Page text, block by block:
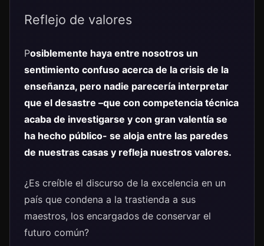
Reflejo de valores
Posiblemente haya entre nosotros un
sentimiento confuso acerca de la crisis de la
enseñanza, pero nadie parecería interpretar
que el desastre –que con competencia técnica
acaba de investigarse y con gran valentía se
ha hecho público- se aloja entre las paredes
de nuestras casas y refleja nuestros valores.
¿Es creíble el discurso de la excelencia en un
país que condena a la trastienda a sus
maestros, los encargados de conservar el
futuro común?